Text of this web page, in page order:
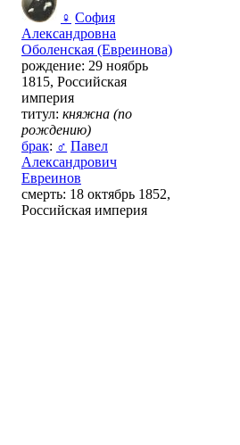
♀ София
Александровна
Оболенская (Евреинова)
рождение: 29 ноябрь
1815, Российская
империя
титул: княжна (по
рождению)
брак: ♂ Павел
Александрович
Евреинов
смерть: 18 октябрь 1852,
Российская империя